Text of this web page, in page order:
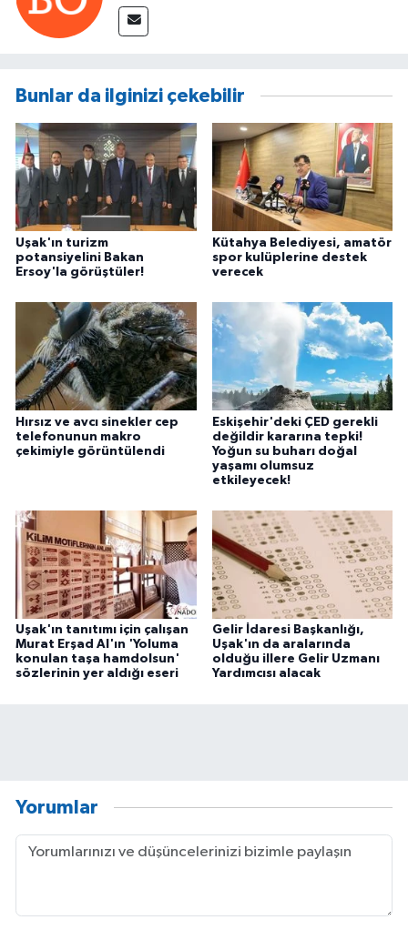
Bunlar da ilginizi çekebilir
Uşak'ın turizm
potansiyelini Bakan
Ersoy'la görüştüler!
Kütahya Belediyesi, amatör
spor kulüplerine destek
verecek
Hırsız ve avcı sinekler cep
telefonunun makro
çekimiyle görüntülendi
Eskişehir'deki ÇED gerekli
değildir kararına tepki!
Yoğun su buharı doğal
yaşamı olumsuz
etkileyecek!
Uşak'ın tanıtımı için çalışan
Murat Erşad Al'ın 'Yoluma
konulan taşa hamdolsun'
sözlerinin yer aldığı eseri
Gelir İdaresi Başkanlığı,
Uşak'ın da aralarında
olduğu illere Gelir Uzmanı
Yardımcısı alacak
Yorumlar